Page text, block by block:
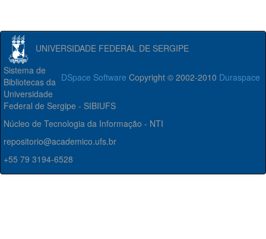
UNIVERSIDADE FEDERAL DE SERGIPE
DSpace Software Copyright © 2002-2010 Duraspace
Sistema de
Bibliotecas da
Universidade
Federal de Sergipe - SIBIUFS
Núcleo de Tecnologia da Informação - NTI
repositorio@academico.ufs.br
+55 79 3194-6528